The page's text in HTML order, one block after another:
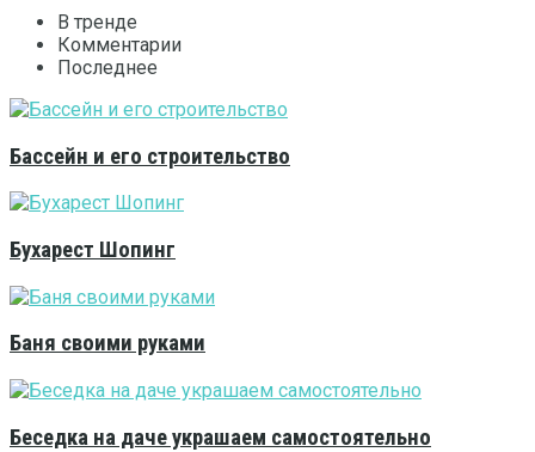
В тренде
Комментарии
Последнее
Бассейн и его строительство
Бухарест Шопинг
Баня своими руками
Беседка на даче украшаем самостоятельно